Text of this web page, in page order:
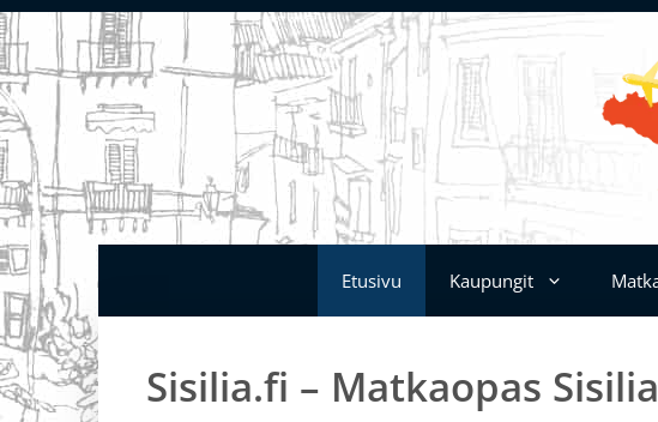
Siirry
sisältöön
Etusivu Kaupungit
Sisilia.fi – Matkaopas